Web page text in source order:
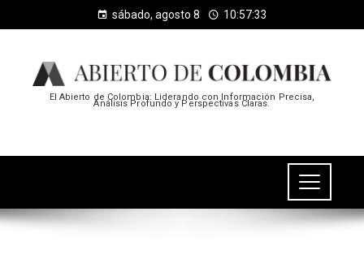
sábado, agosto 8 10:57:34
El Abierto de Colombia: Liderando con Información Precisa,
Análisis Profundo y Perspectivas Claras.